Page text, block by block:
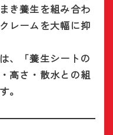
き養生を組み合わ
レームを大幅に抑
、「養生シートの
高さ・散水との組
。